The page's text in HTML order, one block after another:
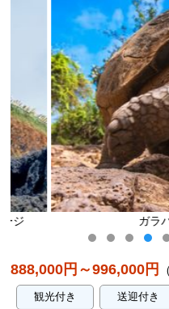
ガラパゴス
888,000円～996,000円
観光付き 送迎付き